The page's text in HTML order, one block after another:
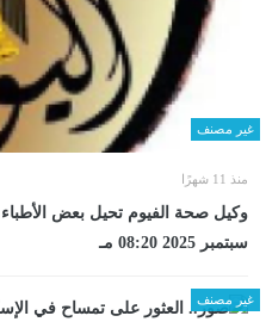
غير مصنف
منذ 11 شهرًا
سبتمبر 2025 08:20 مـ
غير مصنف